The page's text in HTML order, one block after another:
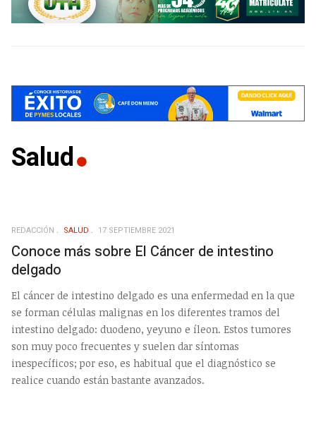
Salud
REDACCIÓN SALUD 17 SEPTIEMBRE 2021
Conoce más sobre El Cáncer de intestino
delgado
El cáncer de intestino delgado es una enfermedad en la que
se forman células malignas en los diferentes tramos del
intestino delgado: duodeno, yeyuno e íleon. Estos tumores
son muy poco frecuentes y suelen dar síntomas
inespecíficos; por eso, es habitual que el diagnóstico se
realice cuando están bastante avanzados.